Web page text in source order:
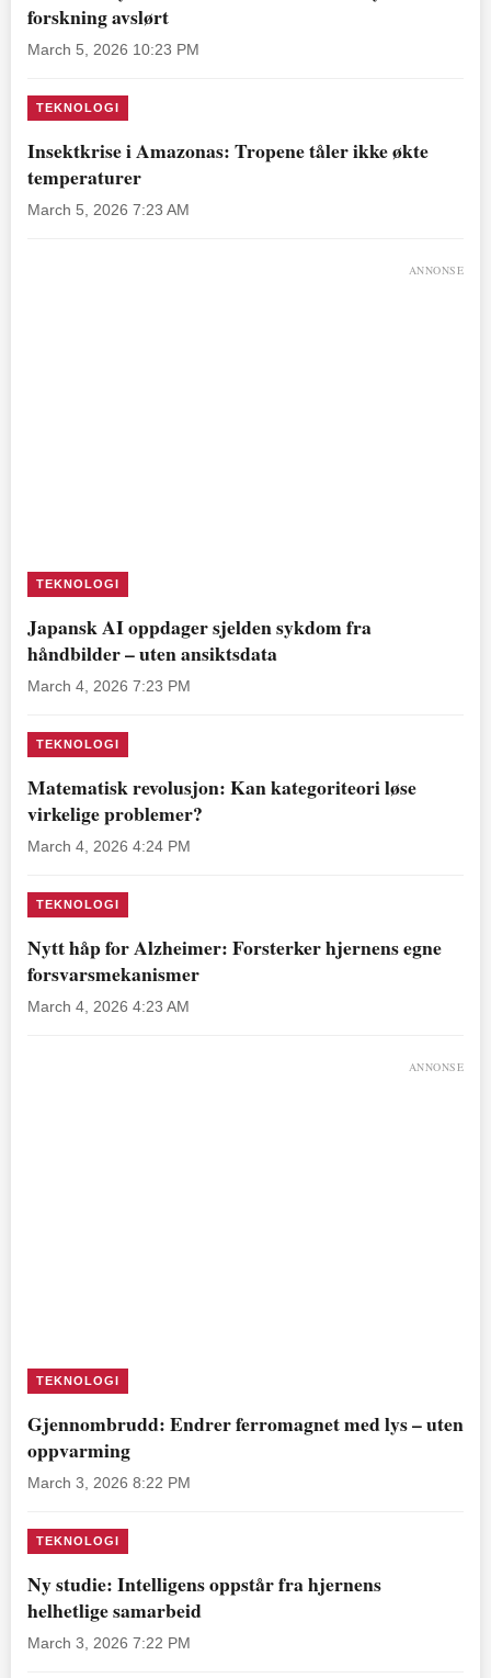
forskning avslørt
March 5, 2026 10:23 PM
TEKNOLOGI
Insektkrise i Amazonas: Tropene tåler ikke økte
temperaturer
March 5, 2026 7:23 AM
ANNONSE
TEKNOLOGI
Japansk AI oppdager sjelden sykdom fra
håndbilder – uten ansiktsdata
March 4, 2026 7:23 PM
TEKNOLOGI
Matematisk revolusjon: Kan kategoriteori løse
virkelige problemer?
March 4, 2026 4:24 PM
TEKNOLOGI
Nytt håp for Alzheimer: Forsterker hjernens egne
forsvarsmekanismer
March 4, 2026 4:23 AM
ANNONSE
TEKNOLOGI
Gjennombrudd: Endrer ferromagnet med lys – uten
oppvarming
March 3, 2026 8:22 PM
TEKNOLOGI
Ny studie: Intelligens oppstår fra hjernens
helhetlige samarbeid
March 3, 2026 7:22 PM